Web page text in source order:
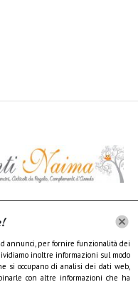
DEI DATI
annunci, per fornire funzionalità dei
inoltre informazioni sul modo
si occupano di analisi dei dati web,
con altre informazioni che ha